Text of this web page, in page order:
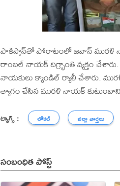
పాకిస్తాన్‌తో పోరాటంలో జవాన్ మురళి
రాంబల్ నాయక్ దిగ్భ్రాంతి వ్యక్తం
నాయకులు క్యాండిల్ ర్యాలీ చేశారు.
త్యాగం చేసిన మురళి నాయక్
ట్యాగ్స్ : లోకల్ జిల్లా వార్తలు
సంబంధిత పోస్ట్